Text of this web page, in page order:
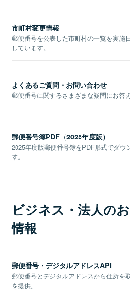
市町村変更情報
郵便番号を公表した市町村の一覧を実施
しています。
よくあるご質問・お問い合わせ
郵便番号に関するさまざまな疑問にお答え
郵便番号簿PDF（2025年度版）
2025年度版郵便番号簿をPDF形式でダウ
す。
ビジネス・法人の
情報
郵便番号・デジタルアドレスAPI
郵便番号とデジタルアドレスから住所を
を提供。